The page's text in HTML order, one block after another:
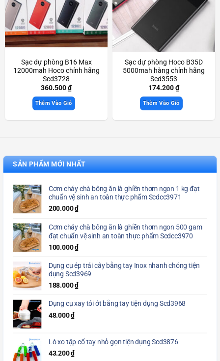
Sạc dự phòng B16 Max
12000mah Hoco chính hãng
Scd3728
360.500₫
Thêm Vào Giỏ
Sạc dự phòng Hoco B35D
5000mah hàng chính hãng
Scd3553
174.200₫
Thêm Vào Giỏ
SẢN PHẨM MỚI NHẤT
Cơm cháy chà bông ăn là ghiền thơm ngon 1 kg đạt
chuẩn vệ sinh an toàn thực phẩm Scdcc3971
200.000₫
Cơm cháy chà bông ăn là ghiền thơm ngon 500 gam
đạt chuẩn vệ sinh an toàn thực phẩm Scdcc3970
100.000₫
Dụng cụ ép trái cây bằng tay Inox nhanh chóng tiện
dụng Scd3969
188.000₫
Dụng cụ xay tỏi ớt bằng tay tiện dụng Scd3968
48.000₫
Lò xo tập cổ tay nhỏ gọn tiện dụng Scd3876
43.200₫